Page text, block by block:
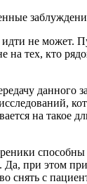
не может.
на тех, кто
данного
на такое
Да, при этом
снять с